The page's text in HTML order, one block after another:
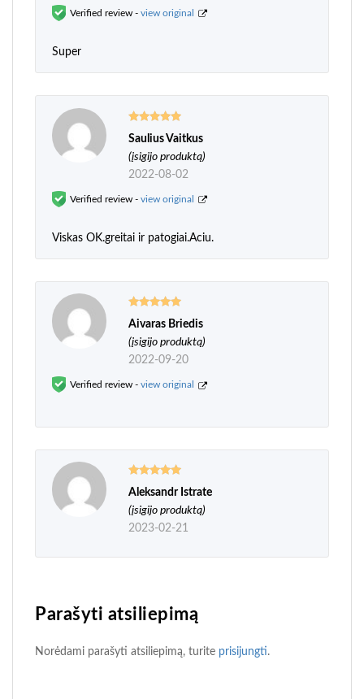
Verified review - view original
Super
Įvertinimas:
5iš 5
Saulius Vaitkus
(įsigijo produktą)
2022-08-02
Verified review - view original
Viskas OK.greitai ir patogiai.Aciu.
Įvertinimas:
5iš 5
Aivaras Briedis
(įsigijo produktą)
2022-09-20
Verified review - view original
Įvertinimas:
5iš 5
Aleksandr Istrate
(įsigijo produktą)
2023-02-21
Parašyti atsiliepimą
Norėdami parašyti atsiliepimą, turite prisijungti.